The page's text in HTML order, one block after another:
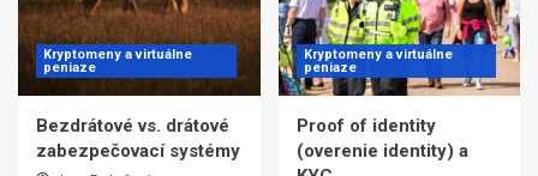
Kryptomeny a virtuálne
peniaze
Bezdrátové vs. drátové
zabezpečovací systémy
Kryptomeny a virtuálne
peniaze
Proof of identity
(overenie identity) a